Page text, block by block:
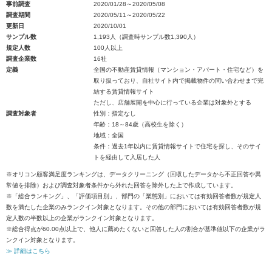
事前調査
2020/01/28～2020/05/08
調査期間
2020/05/11～2020/05/22
更新日
2020/10/01
サンプル数
1,193人（調査時サンプル数1,390人）
規定人数
100人以上
調査企業数
16社
定義
全国の不動産賃貸情報（マンション・アパート・住宅など）を
取り扱っており、自社サイト内で掲載物件の問い合わせまで完
結する賃貸情報サイト
ただし、店舗展開を中心に行っている企業は対象外とする
調査対象者
性別：指定なし
年齢：18～84歳（高校生を除く）
地域：全国
条件：過去1年以内に賃貸情報サイトで住宅を探し、そのサイ
トを経由して入居した人
※オリコン顧客満足度ランキングは、データクリーニング（回収したデータから不正回答や異
常値を排除）および調査対象者条件から外れた回答を除外した上で作成しています。
※「総合ランキング」、「評価項目別」、部門の「業態別」においては有効回答者数が規定人
数を満たした企業のみランクイン対象となります。その他の部門においては有効回答者数が規
定人数の半数以上の企業がランクイン対象となります。
※総合得点が60.00点以上で、他人に薦めたくないと回答した人の割合が基準値以下の企業がラ
ンクイン対象となります。
≫ 詳細はこちら